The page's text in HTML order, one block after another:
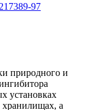
97
природного и
установках
хранилищах, а